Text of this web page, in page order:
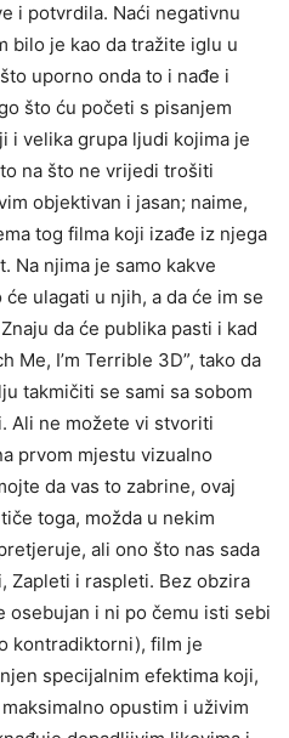
i potvrdila. Naći negativnu
bilo je kao da tražite iglu u
uporno onda to i nađe i
što ću početi s pisanjem
i velika grupa ljudi kojima je
na što ne vrijedi trošiti
objektivan i jasan; naime,
tog filma koji izađe iz njega
Na njima je samo kakve
ulagati u njih, a da će im se
da će publika pasti i kad
Me, I’m Terrible 3D”, tako da
takmičiti se sami sa sobom
Ali ne možete vi stvoriti
prvom mjestu vizualno
da vas to zabrine, ovaj
toga, možda u nekim
ali ono što nas sada
Zapleti i raspleti. Bez obzira
osebujan i ni po čemu isti sebi
kontradiktorni), film je
specijalnim efektima koji,
opustim i uživim